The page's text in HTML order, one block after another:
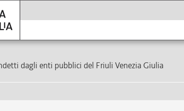
dagli enti pubblici del Friuli Venezia Giulia